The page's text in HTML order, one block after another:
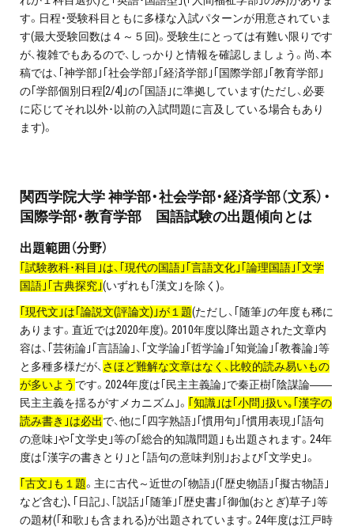
プロ教師が届ける
公式LINE＠
0120-11-3967
無料体験授業とは
す。日程・受験科目ともに多様な入試パターンが用意されていま
す(最大受験回数は４～５回)。受験生にとっては有難い限りです
が、複雑でもあるので、しっかりと情報を確認しましょう。尚、本
稿では、｢神学部｣｢社会学部｣｢経済学部｣｢国際学部｣｢教育学部｣
の｢学部個別日程[2/4]｣の｢国語｣に準拠しています(ただし、必要
に応じてそれ以外･以前の入試問題に言及している場合もあり
ます)。
関西学院大学 神学部・社会学部・経済学部（文系）・
国際学部・教育学部 国語試験の出題傾向とは
出題範囲（分野）
｢試験教科･科目｣は、｢現代の国語｣｢言語文化｣｢論理国語｣｢文学
国語｣｢古典探究｣(いずれも｢漢文｣を除く)。
｢現代文｣は｢論説文(評論文)｣が１題(ただし、｢随筆｣の年度も稀に
あります。直近では2020年度)。2010年度以降出題された文章内
容は、｢芸術論｣｢言語論｣、｢文学論｣｢哲学論｣｢知覚論｣｢教養論｣等
と多種多様だが、 さほど難解な文章はなく、比較的読み易いもの
が多いよう です。2024年度は｢民主主義論｣で秦正樹｢陰謀論――
民主主義を揺るがすメカニズム｣。
｢知識｣は｢小問｣扱い｡｢漢字の
読み書き｣は必出で、他に｢四字熟語｣｢慣用句｣｢慣用表現｣｢語句
の意味｣や｢文学史｣等の｢総合的知識問題｣も出題されます。24年
度は｢漢字の書きとり｣と｢語句の意味判別｣および｢文学史｣。
｢古文｣も１題。主に古代～近世の｢物語｣(｢歴史物語｣｢擬古物語｣
など含む)､｢日記｣、｢説話｣｢随筆｣｢歴史書｣｢御伽(おとぎ)草子｣等
の題材(｢和歌｣も含まれる)が出題されています。24年度は江戸時